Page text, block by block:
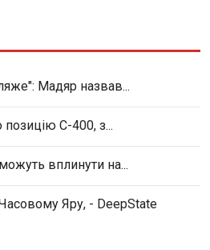
Мадяр назвав...
С-400, з...
вплинути на...
Яру, - DeepState